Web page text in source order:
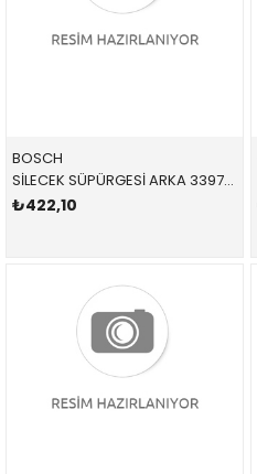
BOSCH
SİLECEK SÜPÜRGESİ ARKA 3397008006 61627213241 61627213241 X3,F25 2013-
₺422,10